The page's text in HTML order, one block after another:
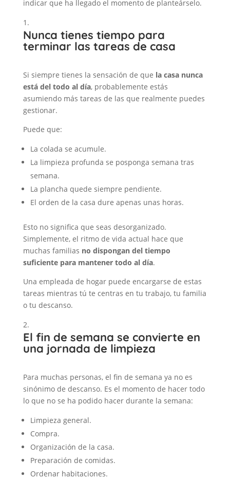
indicar que ha llegado el momento de planteárselo.
Nunca tienes tiempo para
terminar las tareas de casa
Si siempre tienes la sensación de que la casa nunca
está del todo al día, probablemente estás
asumiendo más tareas de las que realmente puedes
gestionar.
Puede que:
La colada se acumule.
La limpieza profunda se posponga semana tras
semana.
La plancha quede siempre pendiente.
El orden de la casa dure apenas unas horas.
Esto no significa que seas desorganizado.
Simplemente, el ritmo de vida actual hace que
muchas familias no dispongan del tiempo
suficiente para mantener todo al día.
Una empleada de hogar puede encargarse de estas
tareas mientras tú te centras en tu trabajo, tu familia
o tu descanso.
El fin de semana se convierte en
una jornada de limpieza
Para muchas personas, el fin de semana ya no es
sinónimo de descanso. Es el momento de hacer todo
lo que no se ha podido hacer durante la semana:
Limpieza general.
Compra.
Organización de la casa.
Preparación de comidas.
Ordenar habitaciones.